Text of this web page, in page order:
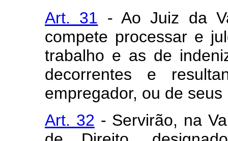
Art. 31 - Ao Juiz da
compete processar e
trabalho e as de
decorrentes e
empregador, ou de seus
Art. 32 - Servirão, na